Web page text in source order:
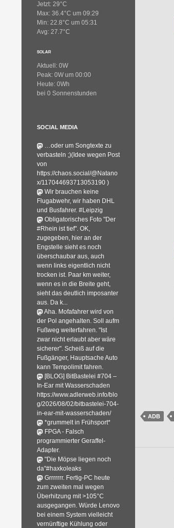
ADB
Jetzt: 29°C
Max: 36.4°C um 09:29
Min: 22.8°C um 05:31
Avg: 27.7°C
SOLAR
Aktuell: 0W
Peak: 0W um 00:00
Heute: 0Wh
bei 0 Sonnenstunden
SOCIAL MEDIA
…oder um Songtexte zu
verbasteln ;)(Idee wegen Post
von
https://chaos.social/@Natano
x/117044693713053190 )
Wir brauchen keine
Flugabwehr, wir haben DHL
und Busfahrer. #Leipzig
Obligatorisches Foto "Der
#Rhein ist tief". OK,
zugegeben, hier an der
Engstelle sieht es noch
überschaubar aus, auch
wenn links eigentlich nicht
trocken ist. Paar km weiter,
wenn es in die Breite geht,
sieht das deutlich imposanter
aus. Da k...
Aha. Mofafahrer wird von
der Pol angehalten. Soll aufm
Fußweg weiterfahren. "Ist
zwar nicht erlaubt aber wäre
sicherer". Scheiß auf die
Fußgänger, Hauptsache Auto
kann Tempolimit fahren.
[BLOG] BitBastelei #704 –
In-Ear mit Wasserschaden
https://www.adlerweb.info/blo
g/2026/08/02/bitbastelei-704-
in-ear-mit-wasserschaden/
*grummelt in Frühsport*
FPGA - Falsch
programmierter Geraffel-
Adapter.
"Die Möpse liegen noch
da"#haxkoleaks
Grrrrrrr. Fertig-PC heute
zum zweiten mal wegen
Überhitzung mit >105°C
ausgegangen. Würde Lenovo
bei einem System vielleicht
vernünftige Kühlung oder